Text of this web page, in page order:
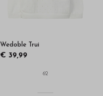
Wedoble Trui
€ 39,99
62